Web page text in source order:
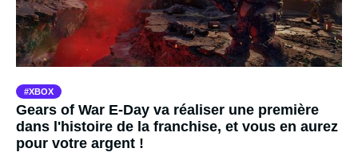
XBOX
Gears of War E-Day va réaliser une première
dans l'histoire de la franchise, et vous en aurez
pour votre argent !